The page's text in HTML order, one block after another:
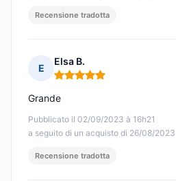
Recensione tradotta
E
Elsa B.
Nota: 5 su 5
Pubblicato il 02/09/2023 à 16h21
a seguito di un acquisto di 26/08/2023
Grande
Recensione tradotta